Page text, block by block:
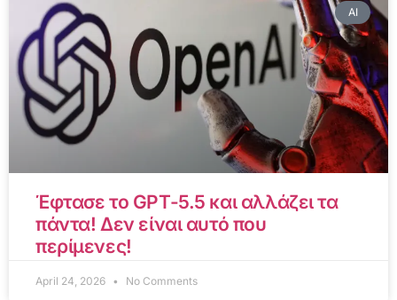
AI
Έφτασε το GPT-5.5 και αλλάζει τα
πάντα! Δεν είναι αυτό που
περίμενες!
April 24, 2026 No Comments